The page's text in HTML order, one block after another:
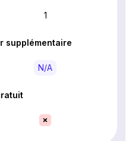
1
supplémentaire
N/A